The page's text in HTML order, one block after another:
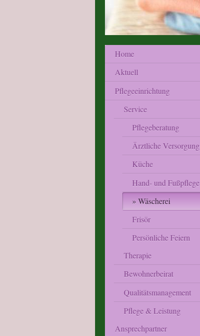
Home
Aktuell
Pflegeeinrichtung
Service
Pflegeberatung
Ärztliche Versorgung
Küche
Hand- und Fußpflege
Wäscherei
Frisör
Persönliche Feiern
Therapie
Bewohnerbeirat
Qualitätsmanagement
Pflege & Leistung
Ansprechpartner